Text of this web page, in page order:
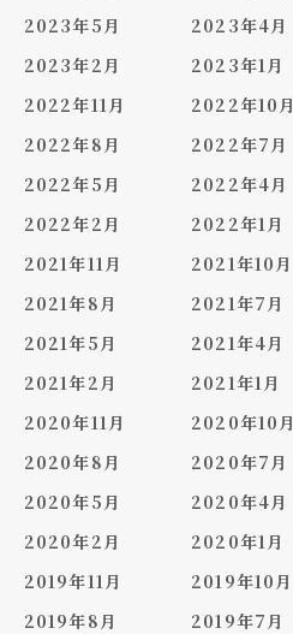
2023年5月
2023年4月
2023年2月
2023年1月
2022年11月
2022年10月
2022年8月
2022年7月
2022年5月
2022年4月
2022年2月
2022年1月
2021年11月
2021年10月
2021年8月
2021年7月
2021年5月
2021年4月
2021年2月
2021年1月
2020年11月
2020年10月
2020年8月
2020年7月
2020年5月
2020年4月
2020年2月
2020年1月
2019年11月
2019年10月
2019年8月
2019年7月